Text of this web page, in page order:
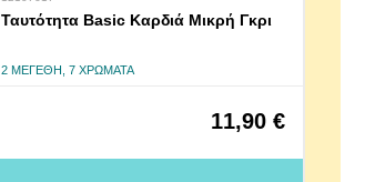
Ταυτότητα Basic Καρδιά Μικρή Γκρι
2 ΜΕΓΈΘΗ, 7 ΧΡΏΜΑΤΑ
11,90 €